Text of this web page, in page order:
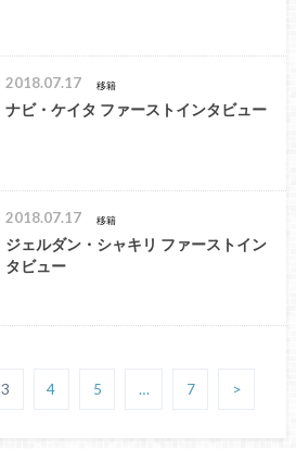
2018.07.17 移籍
ナビ・ケイタ ファーストインタビュー
2018.07.17 移籍
ジェルダン・シャキリ ファーストイン
タビュー
3 4 5 … 7 >